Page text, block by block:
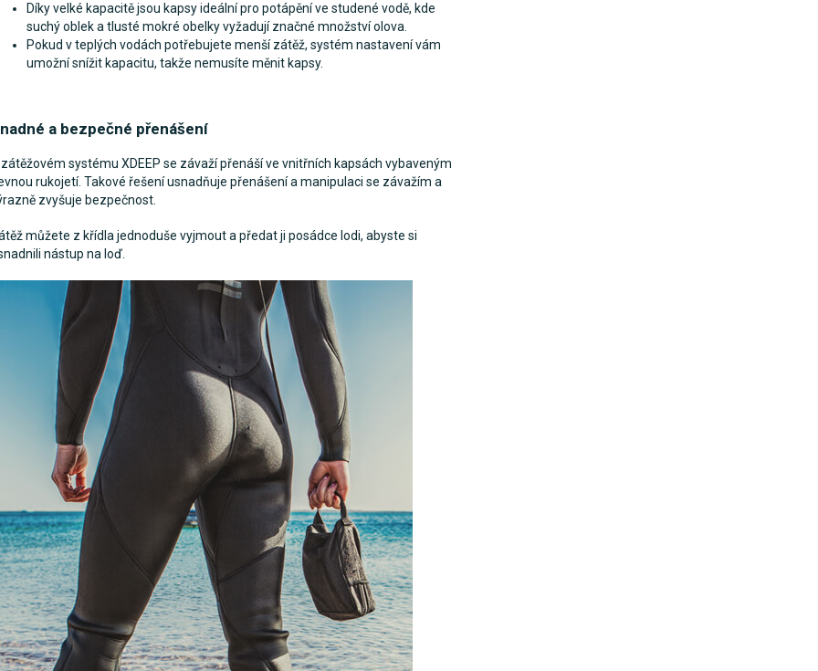
Díky velké kapacitě jsou kapsy ideální pro potápění ve studené vodě, kde
suchý oblek a tlusté mokré obelky vyžadují značné množství olova.
Pokud v teplých vodách potřebujete menší zátěž, systém nastavení vám
umožní snížit kapacitu, takže nemusíte měnit kapsy.
a bezpečné přenášení
systému XDEEP se závaží přenáší ve vnitřních kapsách vybaveným
rukojetí. Takové řešení usnadňuje přenášení a manipulaci se závažím a
zvyšuje bezpečnost.
můžete z křídla jednoduše vyjmout a předat ji posádce lodi, abyste si
nástup na loď.